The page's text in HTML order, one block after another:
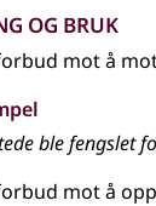
og bruk
mot å
ble fengslet
mot å